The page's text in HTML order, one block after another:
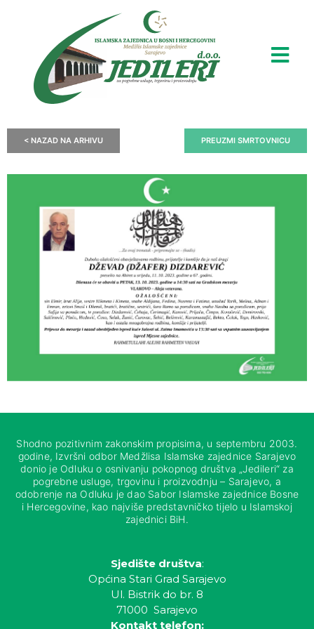
< NAZAD NA ARHIVU PREUZMI SMRTOVNICU
Shodno pozitivnim zakonskim propisima, u septembru 2003.
godine, Izvršni odbor Medžlisa Islamske zajednice Sarajevo
donio je Odluku o osnivanju pokopnog društva „Jedileri“ za
pogrebne usluge, trgovinu i proizvodnju – Sarajevo, a
odobrenje na Odluku je dao Sabor Islamske zajednice Bosne
i Hercegovine, kao najviše predstavničko tijelo u Islamskoj
zajednici BiH.
Sjedište društva:
Općina Stari Grad Sarajevo
Ul. Bistrik do br. 8
71000 Sarajevo
Kontakt telefon: